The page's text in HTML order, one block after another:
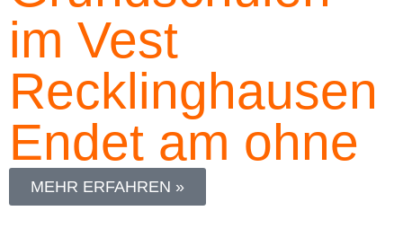
im Vest
Recklinghausen
Endet am ohne
MEHR ERFAHREN »